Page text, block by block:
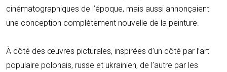
cinématographiques de l’époque, mais aussi annonçaient
une conception complètement nouvelle de la peinture.
À côté des œuvres picturales, inspirées d’un côté par l’art
populaire polonais, russe et ukrainien, de l’autre par les